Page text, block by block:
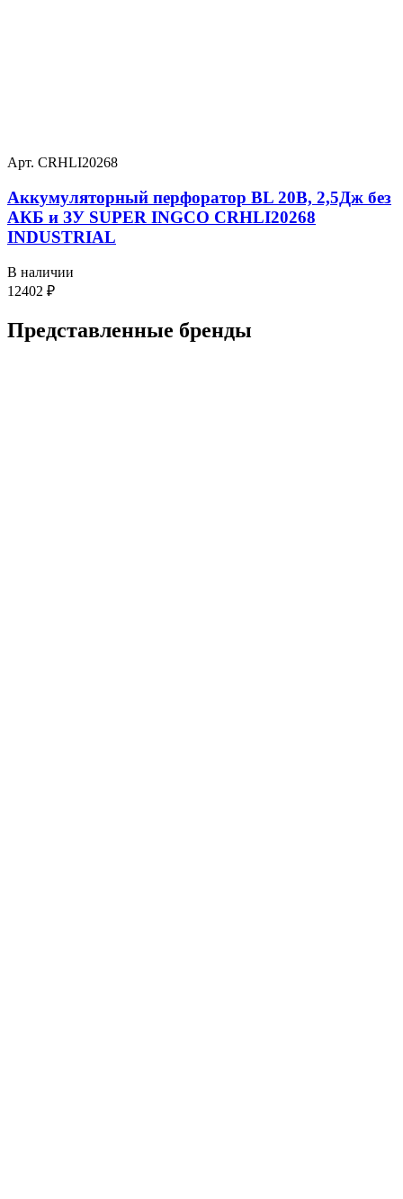
Арт. CRHLI20268
Аккумуляторный перфоратор BL 20В, 2,5Дж без
АКБ и ЗУ SUPER INGCO CRHLI20268
INDUSTRIAL
В наличии
12402 ₽
Представленные бренды